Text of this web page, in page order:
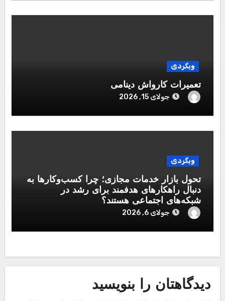
وبگردی
تعمیرات کارواش دینامی
جولای 15, 2026
وبگردی
تحول بازار خدمات مجازی؛ چرا کسب‌وکارها به
دنبال راهکارهای هدفمند برای رشد در
شبکه‌های اجتماعی هستند؟
جولای 6, 2026
دیدگاهتان را بنویسید